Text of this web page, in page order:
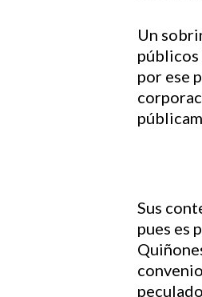
Un
públicos
por ese
Sus
pues es